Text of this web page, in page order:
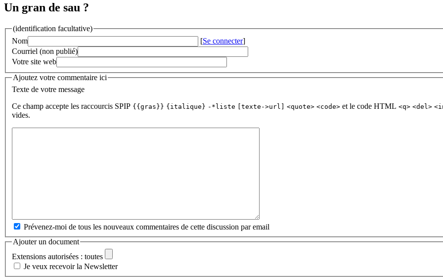
Un gran de sau ?
(identification facultative)
Nom
[Se connecter]
Courriel (non publié)
Votre site web
Ajoutez votre commentaire ici
Texte de votre message
Ce champ accepte les raccourcis SPIP {{gras}} {italique} -*liste [texte->url] <quote> <code> et le code HTML <q> <del>
vides.
Prévenez-moi de tous les nouveaux commentaires de cette discussion par email
Ajouter un document
Extensions autorisées : toutes
Je veux recevoir la Newsletter